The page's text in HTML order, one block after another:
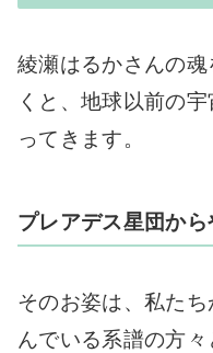
綾瀬はるかさんの
くと、地球以前の
ってきます。
プレアデス星団か
そのお姿は、私た
んでいる系譜の方